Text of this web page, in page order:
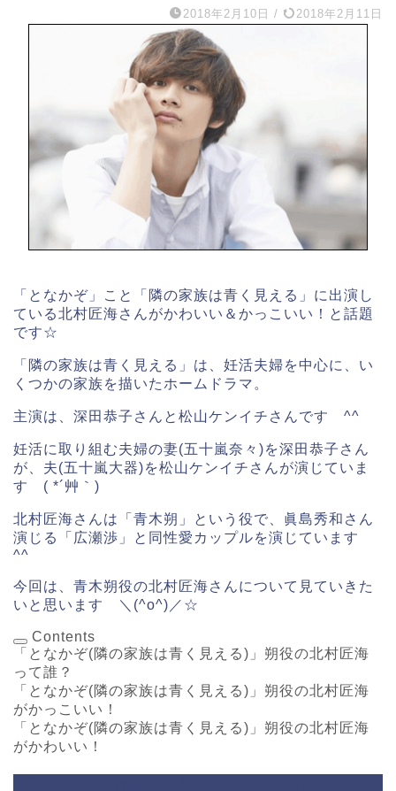
2018年2月10日 / 2018年2月11日
「となかぞ」こと「隣の家族は青く見える」に出演し
ている北村匠海さんがかわいい＆かっこいい！と話題
です☆
「隣の家族は青く見える」は、妊活夫婦を中心に、い
くつかの家族を描いたホームドラマ。
主演は、深田恭子さんと松山ケンイチさんです ^^
妊活に取り組む夫婦の妻(五十嵐奈々)を深田恭子さん
が、夫(五十嵐大器)を松山ケンイチさんが演じていま
す ( *´艸｀)
北村匠海さんは「青木朔」という役で、眞島秀和さん
演じる「広瀬渉」と同性愛カップルを演じています
^^
今回は、青木朔役の北村匠海さんについて見ていきた
いと思います ＼(^o^)／☆
Contents
「となかぞ(隣の家族は青く見える)」朔役の北村匠海
って誰？
「となかぞ(隣の家族は青く見える)」朔役の北村匠海
がかっこいい！
「となかぞ(隣の家族は青く見える)」朔役の北村匠海
がかわいい！